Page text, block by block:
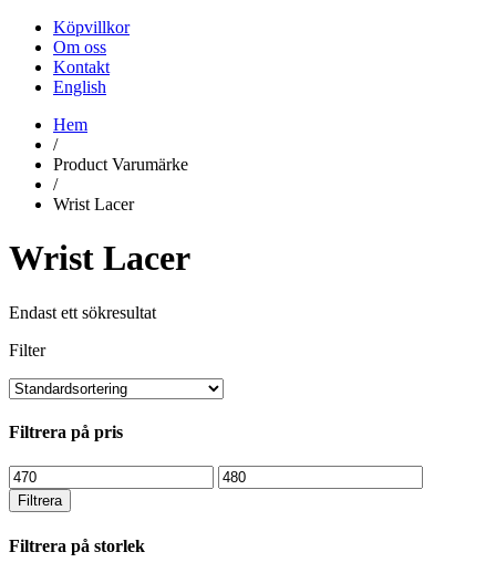
Köpvillkor
Om oss
Kontakt
English
Hem
/
Product Varumärke
/
Wrist Lacer
Wrist Lacer
Endast ett sökresultat
Filter
Filtrera på pris
Min
pris
Max
pris
Filtrera
Filtrera på storlek